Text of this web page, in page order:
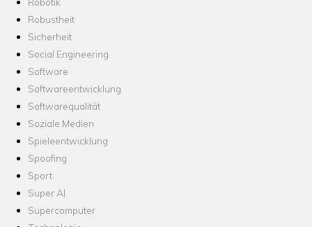
Robustheit
Sicherheit
Social Engineering
Software
Softwareentwicklung
Softwarequalität
Soziale Medien
Spieleentwicklung
Spoofing
Sport
Super AI
Supercomputer